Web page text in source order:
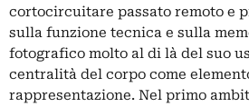
cortocircuitare passato remoto e
sulla funzione tecnica e sulla
fotografico molto al di là del suo
centralità del corpo come
rappresentazione. Nel primo